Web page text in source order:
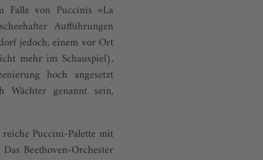
von Puccinis «La
Aufführungen
jedoch, einem vor Ort
mehr im Schauspiel),
hoch angesetzt
genannt sein,
Puccini-Palette mit
Beethoven-Orchester